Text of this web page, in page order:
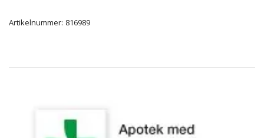
Artikelnummer: 816989